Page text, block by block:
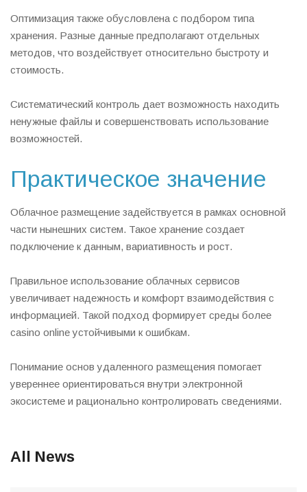
Оптимизация также обусловлена с подбором типа
хранения. Разные данные предполагают отдельных
методов, что воздействует относительно быстроту и
стоимость.
Систематический контроль дает возможность находить
ненужные файлы и совершенствовать использование
возможностей.
Практическое значение
Облачное размещение задействуется в рамках основной
части нынешних систем. Такое хранение создает
подключение к данным, вариативность и рост.
Правильное использование облачных сервисов
увеличивает надежность и комфорт взаимодействия с
информацией. Такой подход формирует среды более
casino online устойчивыми к ошибкам.
Понимание основ удаленного размещения помогает
увереннее ориентироваться внутри электронной
экосистеме и рационально контролировать сведениями.
All News